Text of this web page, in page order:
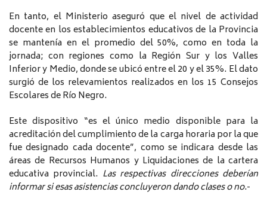
En tanto, el Ministerio aseguró que el nivel de actividad
docente en los establecimientos educativos de la Provincia
se mantenía en el promedio del 50%, como en toda la
jornada; con regiones como la Región Sur y los Valles
Inferior y Medio, donde se ubicó entre el 20 y el 35%. El dato
surgió de los relevamientos realizados en los 15 Consejos
Escolares de Río Negro.
Este dispositivo “es el único medio disponible para la
acreditación del cumplimiento de la carga horaria por la que
fue designado cada docente”, como se indicara desde las
áreas de Recursos Humanos y Liquidaciones de la cartera
educativa provincial. Las respectivas direcciones deberían
informar si esas asistencias concluyeron dando clases o no.-